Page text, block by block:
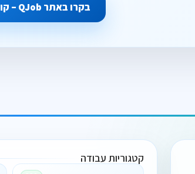
בקרו באתר QJob – קוויקלי ומצאת עבודה!
קטגוריות עבודה